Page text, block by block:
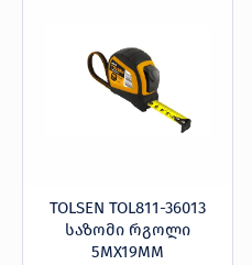
TOLSEN TOL811-36013
საზომი რგოლი
5MX19MM